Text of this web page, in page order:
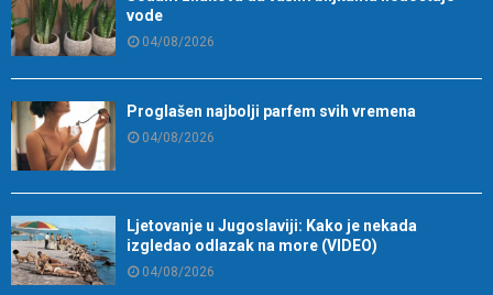
vode
04/08/2026
Proglašen najbolji parfem svih vremena
04/08/2026
Ljetovanje u Jugoslaviji: Kako je nekada
izgledao odlazak na more (VIDEO)
04/08/2026